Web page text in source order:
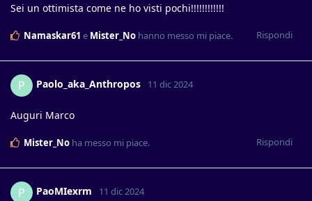
Sei un ottimista come ne ho visti pochi!!!!!!!!!!!!
Rispondi
Namaskar61 e Mister_No hanno messo mi piace.
P Paolo_aka_Anthropos 11 dic 2024
Auguri Marco
Rispondi
Mister_No ha messo mi piace.
P PaoMIexrm 11 dic 2024